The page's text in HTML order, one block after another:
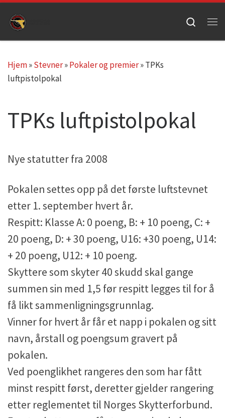
Skip to content
Search
Hjem»Stevner»Pokaler og premier»TPKs
luftpistolpokal
TPKs luftpistolpokal
Nye statutter fra 2008
Pokalen settes opp på det første luftstevnet
etter 1. september hvert år.
Respitt: Klasse A: 0 poeng, B: + 10 poeng, C: +
20 poeng, D: + 30 poeng, U16: +30 poeng, U14:
+ 20 poeng, U12: + 10 poeng.
Skyttere som skyter 40 skudd skal gange
summen sin med 1,5 før respitt legges til for å
få likt sammenligningsgrunnlag.
Vinner for hvert år får et napp i pokalen og sitt
navn, årstall og poengsum gravert på
pokalen.
Ved poenglikhet rangeres den som har fått
minst respitt først, deretter gjelder rangering
etter reglementet til Norges Skytterforbund.